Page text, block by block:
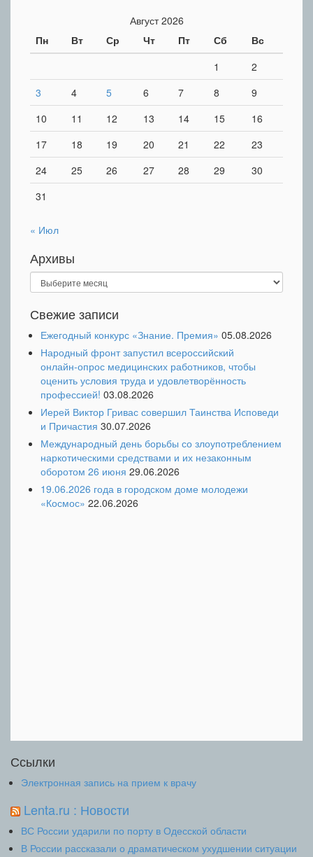
Август 2026
Пн
Вт Ср Чт Пт Сб
Вс
1
2
3
4 5 6 7 8
9
10
11 12 13 14 15
16
17
18 19 20 21 22
23
24
25 26 27 28 29
30
31
« Июл
Архивы
Архивы
Свежие записи
Ежегодный конкурс «Знание. Премия» 05.08.2026
Народный фронт запустил всероссийский
онлайн‑опрос медицинских работников, чтобы
оценить условия труда и удовлетворённость
профессией! 03.08.2026
Иерей Виктор Гривас совершил Таинства Исповеди
и Причастия 30.07.2026
Международный день борьбы со злоупотреблением
наркотическими средствами и их незаконным
оборотом 26 июня 29.06.2026
19.06.2026 года в городском доме молодежи
«Космос» 22.06.2026
Ссылки
Электронная запись на прием к врачу
Lenta.ru : Новости
ВС России ударили по порту в Одесской области
В России рассказали о драматическом ухудшении ситуации